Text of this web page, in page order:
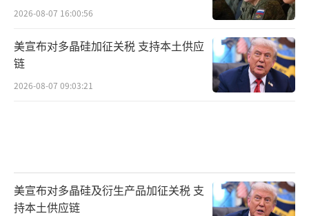
2026-08-07 16:00:56
美宣布对多晶硅加征关税 支持本土供应
链
2026-08-07 09:03:21
美宣布对多晶硅及衍生产品加征关税 支
持本土供应链